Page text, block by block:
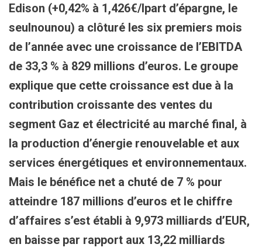
Edison (+0,42% à 1,426€/lpart d’épargne, le
seulnounou) a clôturé les six premiers mois
de l’année avec une croissance de l’EBITDA
de 33,3 % à 829 millions d’euros. Le groupe
explique que cette croissance est due à la
contribution croissante des ventes du
segment Gaz et électricité au marché final, à
la production d’énergie renouvelable et aux
services énergétiques et environnementaux.
Mais le bénéfice net a chuté de 7 % pour
atteindre 187 millions d’euros et le chiffre
d’affaires s’est établi à 9,973 milliards d’EUR,
en baisse par rapport aux 13,22 milliards